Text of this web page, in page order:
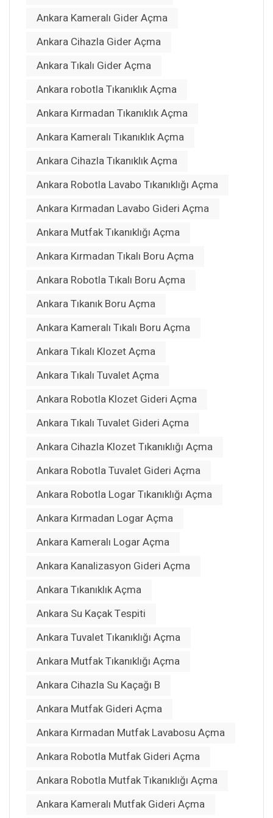
Ankara Kameralı Gider Açma
Ankara Cihazla Gider Açma
Ankara Tıkalı Gider Açma
Ankara robotla Tıkanıklık Açma
Ankara Kırmadan Tıkanıklık Açma
Ankara Kameralı Tıkanıklık Açma
Ankara Cihazla Tıkanıklık Açma
Ankara Robotla Lavabo Tıkanıklığı Açma
Ankara Kırmadan Lavabo Gideri Açma
Ankara Mutfak Tıkanıklığı Açma
Ankara Kırmadan Tıkalı Boru Açma
Ankara Robotla Tıkalı Boru Açma
Ankara Tıkanık Boru Açma
Ankara Kameralı Tıkalı Boru Açma
Ankara Tıkalı Klozet Açma
Ankara Tıkalı Tuvalet Açma
Ankara Robotla Klozet Gideri Açma
Ankara Tıkalı Tuvalet Gideri Açma
Ankara Cihazla Klozet Tıkanıklığı Açma
Ankara Robotla Tuvalet Gideri Açma
Ankara Robotla Logar Tıkanıklığı Açma
Ankara Kırmadan Logar Açma
Ankara Kameralı Logar Açma
Ankara Kanalizasyon Gideri Açma
Ankara Tıkanıklık Açma
Ankara Su Kaçak Tespiti
Ankara Tuvalet Tıkanıklığı Açma
Ankara Mutfak Tıkanıklığı Açma
Ankara Cihazla Su Kaçağı B
Ankara Mutfak Gideri Açma
Ankara Kırmadan Mutfak Lavabosu Açma
Ankara Robotla Mutfak Gideri Açma
Ankara Robotla Mutfak Tıkanıklığı Açma
Ankara Kameralı Mutfak Gideri Açma